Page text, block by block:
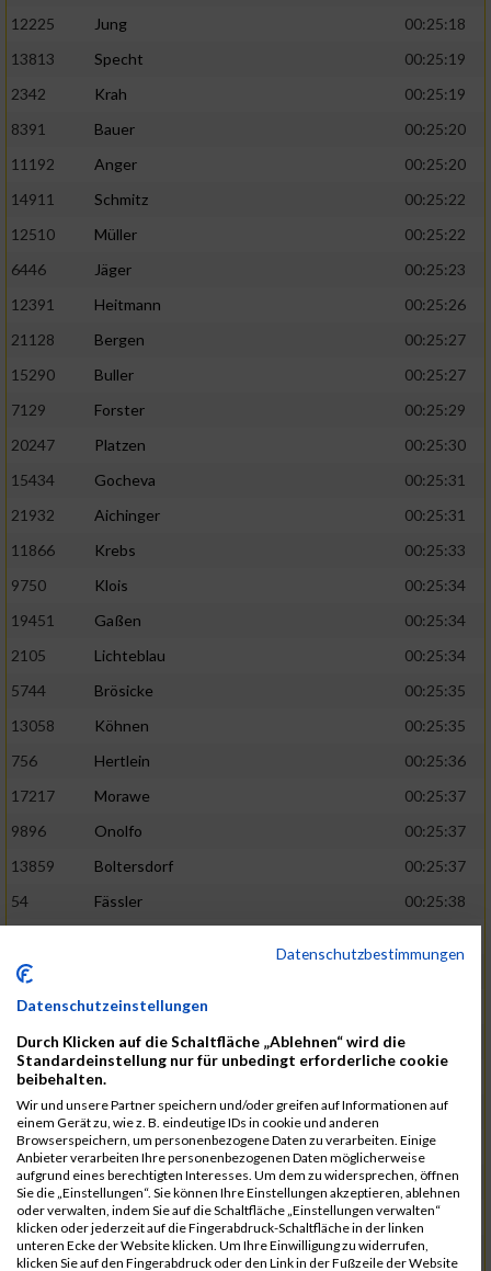
12225
Jung
00:25:18
13813
Specht
00:25:19
2342
Krah
00:25:19
8391
Bauer
00:25:20
11192
Anger
00:25:20
14911
Schmitz
00:25:22
12510
Müller
00:25:22
6446
Jäger
00:25:23
12391
Heitmann
00:25:26
21128
Bergen
00:25:27
15290
Buller
00:25:27
7129
Forster
00:25:29
20247
Platzen
00:25:30
15434
Gocheva
00:25:31
21932
Aichinger
00:25:31
11866
Krebs
00:25:33
9750
Klois
00:25:34
19451
Gaßen
00:25:34
2105
Lichteblau
00:25:34
5744
Brösicke
00:25:35
13058
Köhnen
00:25:35
756
Hertlein
00:25:36
17217
Morawe
00:25:37
9896
Onolfo
00:25:37
13859
Boltersdorf
00:25:37
54
Fässler
00:25:38
13253
2317
Golbar
5561
Lück
00:25:38
12006
Laudien
9273
Nicotra
00:25:38
7717
Lades
00:25:38
15581
Adamczak
00:25:38
3162
Heilig
00:25:39
3107
Schork 00:25:40
Datenschutzbestimmungen
Datenschutzeinstellungen
Durch Klicken auf die Schaltfläche „Ablehnen“ wird die
Standardeinstellung nur für unbedingt erforderliche cookie
beibehalten.
Wir und unsere Partner speichern und/oder greifen auf Informationen auf
einem Gerät zu, wie z. B. eindeutige IDs in cookie und anderen
Browserspeichern, um personenbezogene Daten zu verarbeiten. Einige
Anbieter verarbeiten Ihre personenbezogenen Daten möglicherweise
aufgrund eines berechtigten Interesses. Um dem zu widersprechen, öffnen
Sie die „Einstellungen“. Sie können Ihre Einstellungen akzeptieren, ablehnen
oder verwalten, indem Sie auf die Schaltfläche „Einstellungen verwalten“
klicken oder jederzeit auf die Fingerabdruck-Schaltfläche in der linken
unteren Ecke der Website klicken. Um Ihre Einwilligung zu widerrufen,
klicken Sie auf den Fingerabdruck oder den Link in der Fußzeile der Website